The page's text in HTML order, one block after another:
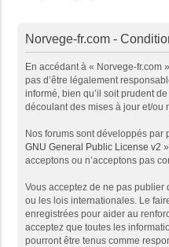
Norvege-fr.com -
En accédant à « Norvege-fr.com
pas d’être légalement
informé, bien qu’il soit prudent
découlant des mises à jour et/ou
Nos forums sont développés
GNU General Public License v2
acceptons ou n’acceptons pas
Vous acceptez de ne pas publier
ou les lois internationales. Le
enregistrées pour aider au
acceptez que toutes les
pourront être tenus comme